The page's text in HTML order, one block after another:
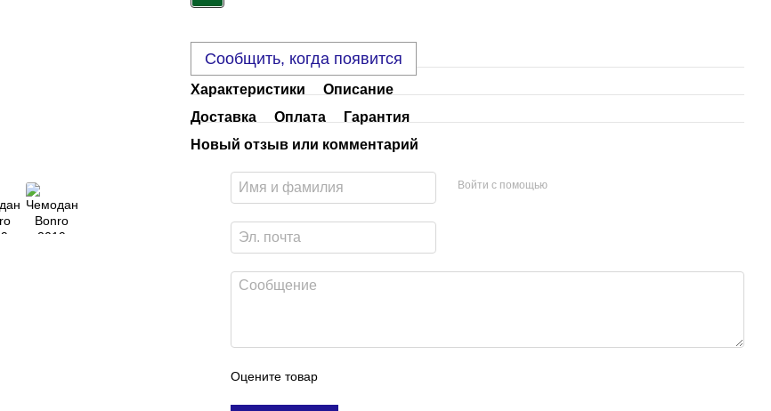
Сообщить, когда появится
Характеристики
Описание
Доставка
Оплата
Гарантия
Новый отзыв или комментарий
Войти с помощью
Оцените товар